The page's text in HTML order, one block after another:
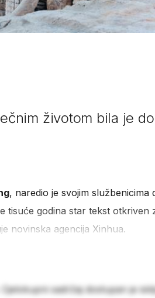
životom bila je
, naredio je svojim službenicima
tisuće godina star tekst otkriven
novinska agencija Xinhua.
sadržaj dostupan je